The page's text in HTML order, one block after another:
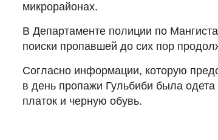
микрорайонах.
В Департаменте полиции по
поиски пропавшей до сих пор
Согласно информации, которую
в день пропажи Гульбиби была
платок и черную обувь.